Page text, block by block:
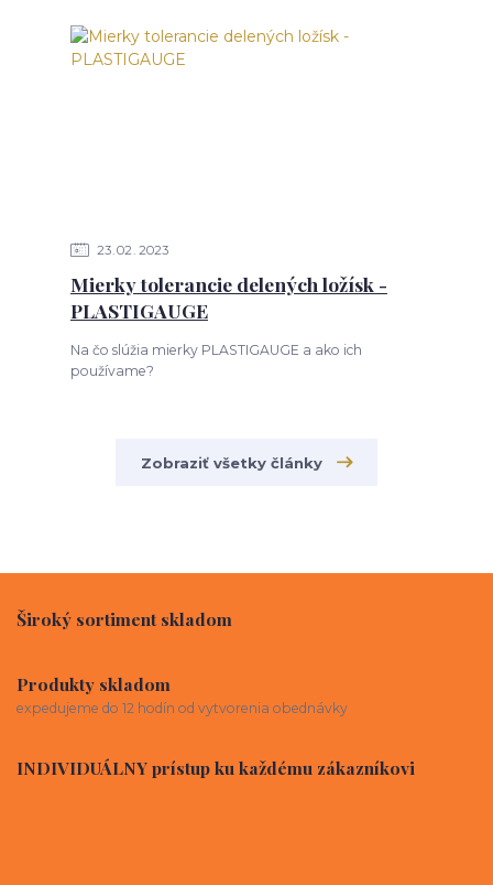
23 02 2023
Mierky tolerancie delených ložísk -
PLASTIGAUGE
Na čo slúžia mierky PLASTIGAUGE a ako ich
používame?
Zobraziť všetky články
Široký sortiment skladom
Produkty skladom
expedujeme do 12 hodín od vytvorenia obednávky
INDIVIDUÁLNY prístup ku každému zákazníkovi